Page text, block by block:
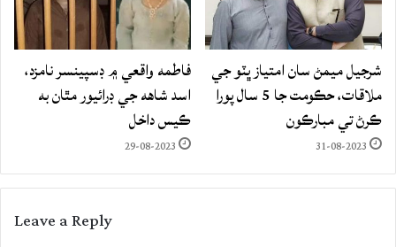
شرجيل ميمڻ سان امتياز ڀٽو جي
ملاقات، حڪومت جا 5 سال پورا
ڪرڻ تي مبارڪون
31-08-2023
فاطمه واقعي ۾ ڊسپينسر نامزد،
اسد شاهه جي ڊرائيور مٿان به
ڪيس داخل
29-08-2023
Leave a Reply